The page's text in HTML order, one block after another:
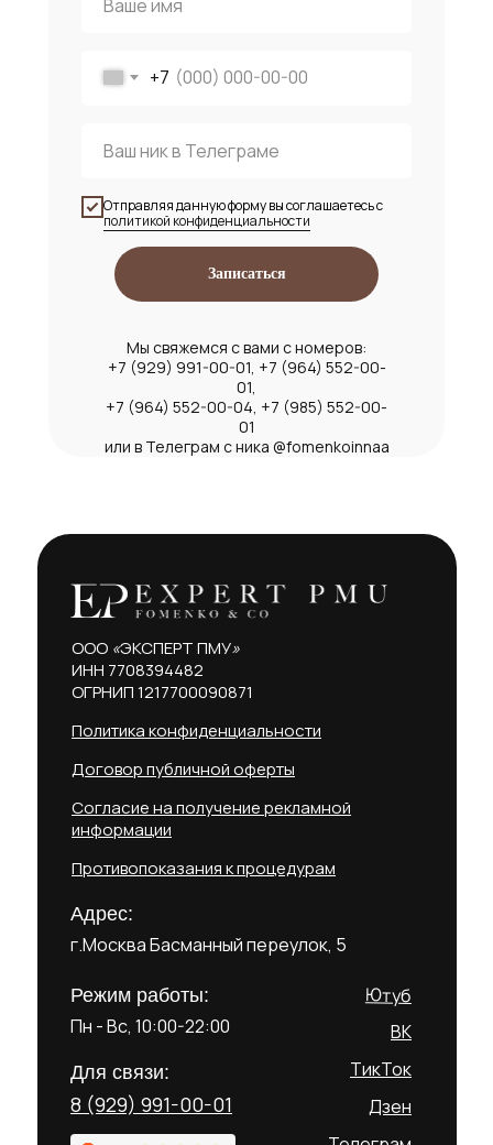
+7
Отправляя данную форму вы соглашаетесь с
политикой конфиденциальности
Записаться
Мы свяжемся с вами с номеров:
+7 (929) 991-00-01, +7 (964) 552-00-
01,
+7 (964) 552-00-04, +7 (985) 552-00-
01
или в Телеграм с ника @fomenkoinnaa
Ютуб
ВК
ТикТок
Дзен
8 (929) 991-00-01
Для связи:
ООО «ЭКСПЕРТ ПМУ»
ИНН 7708394482
ОГРНИП 1217700090871
Политика конфиденциальности
Договор публичной оферты
Согласие на получение рекламной
информации
Противопоказания к процедурам
г.Москва Басманный переулок, 5
Адрес:
Пн - Вс, 10:00-22:00
Режим работы: